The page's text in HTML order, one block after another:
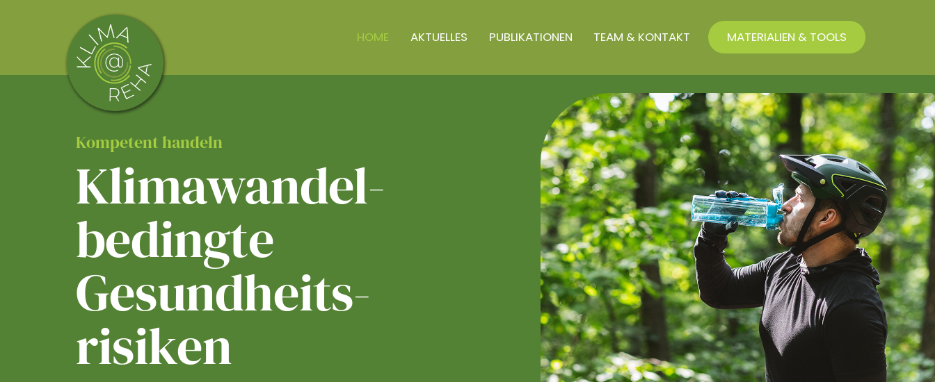
HOME AKTUELLES PUBLIKATIONEN TEAM & KONTAKT MATERIALIEN & TOOLS
Kompetent handeln
Klimawandel­
bedingte
Gesundheits­
risiken